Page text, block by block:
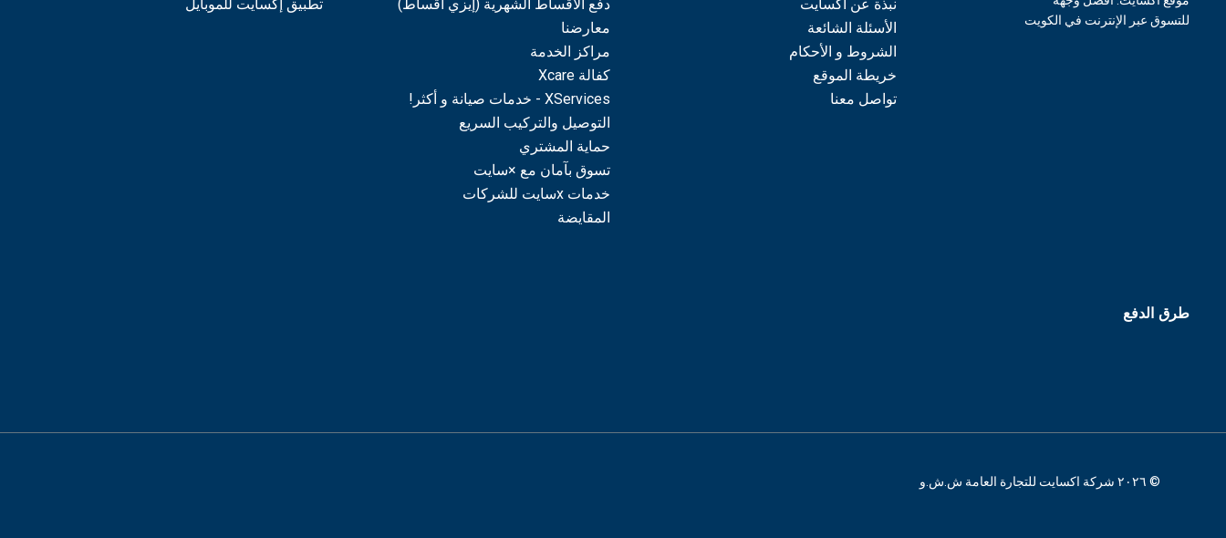
نبذة عن اكسايت
الأسئلة الشائعة
الشروط و الأحكام
خريطة الموقع
تواصل معنا
دفع الأقساط الشهرية (إيزي أقساط)
معارضنا
مراكز الخدمة
كفالة Xcare
XServices - خدمات صيانة و أكثر!
التوصيل والتركيب السريع
حماية المشتري
تسوق بآمان مع ×سايت
خدمات xسايت للشركات
المقايضة
تطبيق إكسايت للموبايل
للتسوق عبر الإنترنت في الكويت
طرق الدفع
© ٢٠٢٦ شركة اكسايت للتجارة العامة ش.ش.و